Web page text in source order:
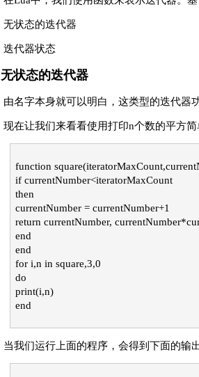
无状态的迭代器
迭代器状态
无状态的迭代器
由名字本身就可以明白，这类型的迭代器
现在让我们来看看使用打印n个数的平方
function
if currentNumber<iteratorMaxCount
then
currentNumber = currentNumber+1
return currentNumber,
end
end
for i,n in square,3,0
do
print(i,n)
end
当我们运行上面的程序，会得到下面的输出